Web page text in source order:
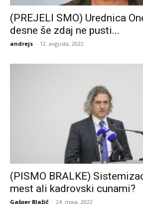
(PREJELI SMO) Urednica
desne še zdaj ne pusti...
andrejs - 12. avgusta, 2022
(PISMO BRALKE)
mest ali kadrovski cunami?
Gašper Blažič - 24. maja, 2022